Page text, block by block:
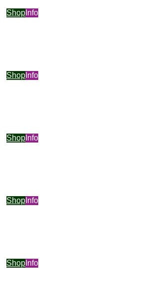
Shop Info
Shop Info
Shop Info
Shop Info
Shop Info